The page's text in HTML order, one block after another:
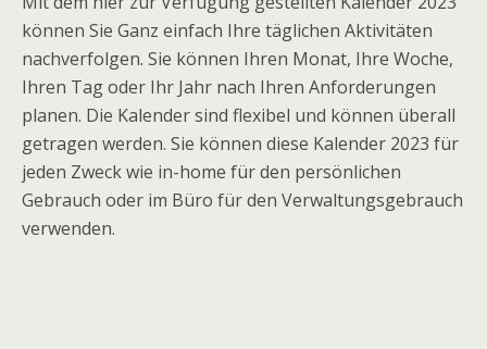
können Sie Ganz einfach Ihre täglichen Aktivitäten
nachverfolgen. Sie können Ihren Monat, Ihre Woche,
Ihren Tag oder Ihr Jahr nach Ihren Anforderungen
planen. Die Kalender sind flexibel und können überall
getragen werden. Sie können diese Kalender 2023 für
jeden Zweck wie in-home für den persönlichen
Gebrauch oder im Büro für den Verwaltungsgebrauch
verwenden.